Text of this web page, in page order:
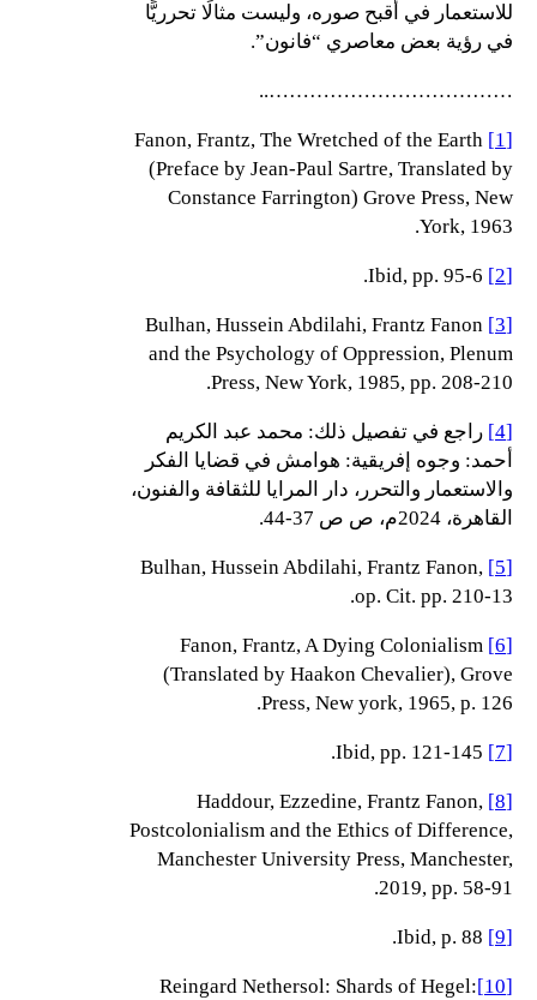
للاستعمار في أقبح صوره، وليست مثالًا تحرريًّا
في رؤية بعض معاصري “فانون”.
………………………………..
[1]
Fanon, Frantz, The Wretched of the Earth
(Preface by Jean-Paul Sartre, Translated by
Constance Farrington) Grove Press, New
York, 1963.
[2]
[3]
Bulhan, Hussein Abdilahi, Frantz Fanon
and the Psychology of Oppression, Plenum
Press, New York, 1985, pp. 208-210.
[4]
راجع في تفصيل ذلك: محمد عبد الكريم
أحمد: وجوه إفريقية: هوامش في قضايا الفكر
والاستعمار والتحرر، دار المرايا للثقافة والفنون،
القاهرة، 2024م، ص ص 37-44.
[5]
Bulhan, Hussein Abdilahi, Frantz Fanon,
op. Cit. pp. 210-13.
[6]
Fanon, Frantz, A Dying Colonialism
(Translated by Haakon Chevalier), Grove
Press, New york, 1965, p. 126.
[7]
[8]
Haddour, Ezzedine, Frantz Fanon,
Postcolonialism and the Ethics of Difference,
Manchester University Press, Manchester,
2019, pp. 58-91.
[9]
[10]
Reingard Nethersol: Shards of Hegel: